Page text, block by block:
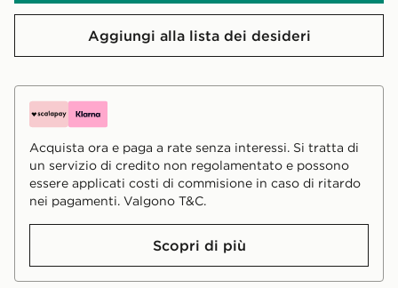
Aggiungi alla lista dei desideri
Acquista ora e paga a rate senza interessi. Si tratta di
un servizio di credito non regolamentato e possono
essere applicati costi di commisione in caso di ritardo
nei pagamenti. Valgono T&C.
Scopri di più